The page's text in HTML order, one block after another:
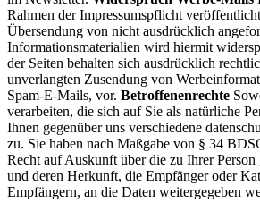
Rahmen der Impressumspflicht
Übersendung von nicht ausdrücklich
Informationsmaterialien wird hiermit
der Seiten behalten sich ausdrücklich
unverlangten Zusendung von
Spam-E-Mails, vor. Betroffenenrechte
verarbeiten, die sich auf Sie als natürliche
Ihnen gegenüber uns verschiedene
zu. Sie haben nach Maßgabe von § 34
Recht auf Auskunft über die zu Ihrer Person
und deren Herkunft, die Empfänger oder
Empfängern, an die Daten weitergegeben